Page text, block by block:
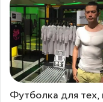
Футболка для тех,